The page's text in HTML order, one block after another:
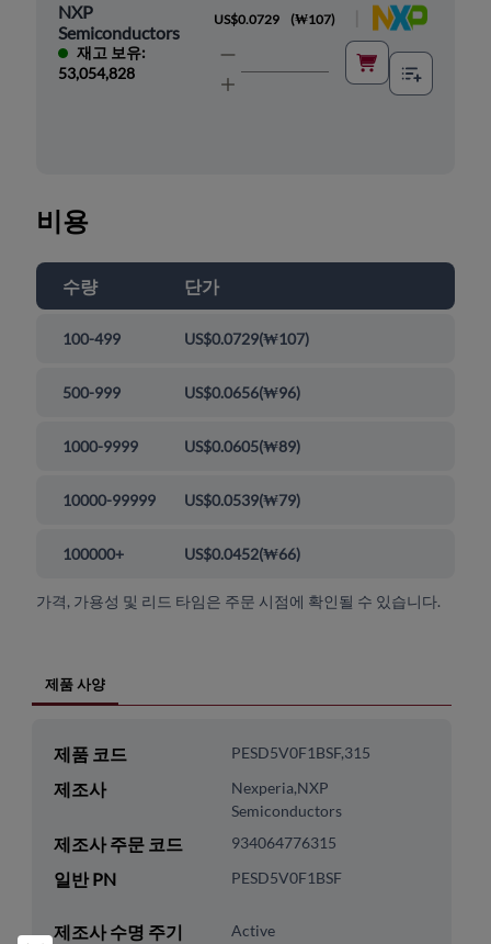
NXP
Semiconductors
재고 보유:
53,054,828
US$0.0729 (₩107)
비용
수량 단가
100-499 US$0.0729(₩107)
500-999 US$0.0656(₩96)
1000-9999 US$0.0605(₩89)
10000-99999 US$0.0539(₩79)
100000+ US$0.0452(₩66)
가격, 가용성 및 리드 타임은 주문 시점에 확인될 수 있습니다.
제품 사양
제품 코드 PESD5V0F1BSF,315
제조사
Nexperia,NXP
Semiconductors
제조사 주문 코드 934064776315
일반 PN PESD5V0F1BSF
제조사 수명 주기 Active